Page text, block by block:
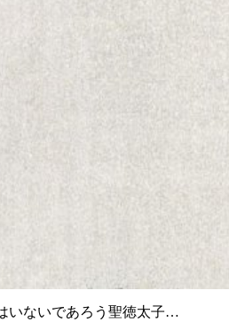
いないであろう聖徳太子…